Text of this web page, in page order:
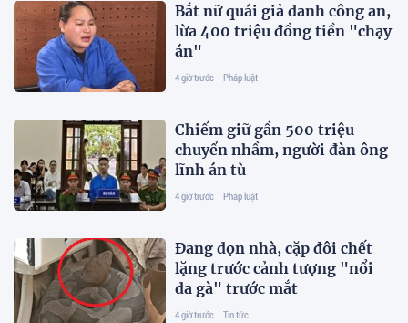
Bắt nữ quái giả danh công an,
lừa 400 triệu đồng tiền "chạy
án"
4 giờ trước Pháp luật
Chiếm giữ gần 500 triệu
chuyển nhầm, người đàn ông
lĩnh án tù
4 giờ trước Pháp luật
Đang dọn nhà, cặp đôi chết
lặng trước cảnh tượng "nổi
da gà" trước mắt
4 giờ trước Tin tức